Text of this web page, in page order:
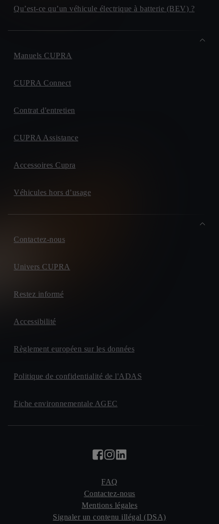
Qu’est-ce qu’un véhicule électrique à batterie (BEV) ?
Manuels CUPRA
CUPRA Connect
Contrat d'entretien
CUPRA Assistance
Accessoires Cupra
Véhicules hors d’usage
Contactez-nous
Univers CUPRA
Restez informé
Accessibilité
Règlement européen sur les données
Politique de confidentialité de l'ADAS
Fiche environnementale AGEC
FAQ
Contactez-nous
Mentions légales
Signaler un contenu illégal (DSA)